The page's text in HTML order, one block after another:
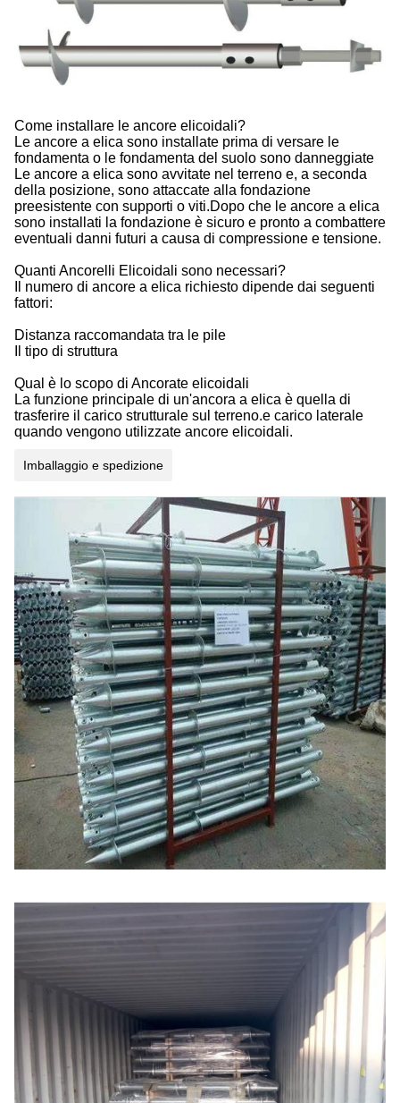
Come installare le ancore elicoidali?
Le ancore a elica sono installate prima di versare le
fondamenta o le fondamenta del suolo sono danneggiate
Le ancore a elica sono avvitate nel terreno e, a seconda
della posizione, sono attaccate alla fondazione
preesistente con supporti o viti.Dopo che le ancore a elica
sono installati la fondazione è sicuro e pronto a combattere
eventuali danni futuri a causa di compressione e tensione.
Quanti Ancorelli Elicoidali sono necessari?
Il numero di ancore a elica richiesto dipende dai seguenti
fattori:
Distanza raccomandata tra le pile
Il tipo di struttura
Qual è lo scopo di Ancorate elicoidali
La funzione principale di un'ancora a elica è quella di
trasferire il carico strutturale sul terreno.e carico laterale
quando vengono utilizzate ancore elicoidali.
Imballaggio e spedizione